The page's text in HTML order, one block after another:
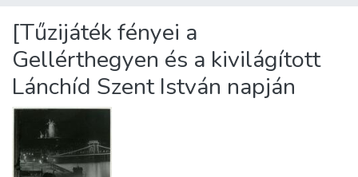
Statistics
About us
[Tűzijáték fényei a
Gellérthegyen és a kivilágított
Lánchíd Szent István napján